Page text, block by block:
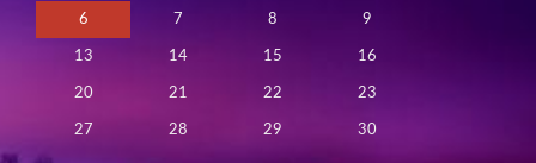
6 7 8 9
13 14 15 16
20 21 22 23
27 28 29 30